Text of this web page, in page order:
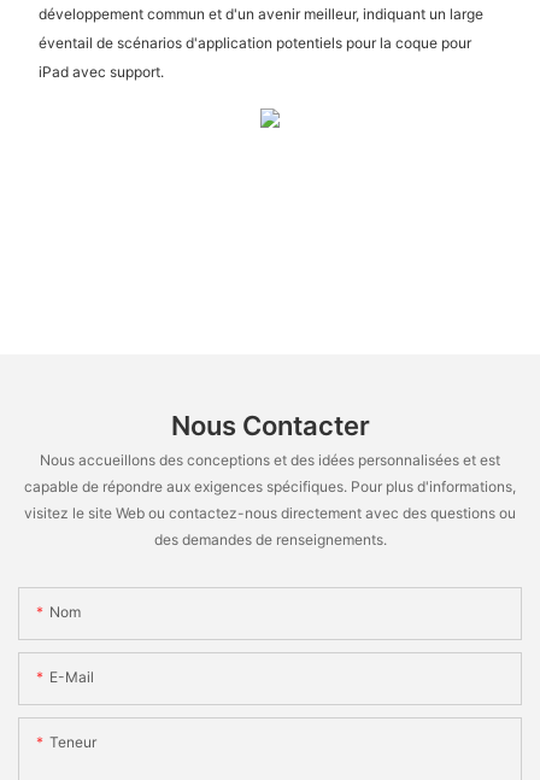
développement commun et d'un avenir meilleur, indiquant un large
éventail de scénarios d'application potentiels pour la coque pour
iPad avec support.
Nous Contacter
Nous accueillons des conceptions et des idées personnalisées et est
capable de répondre aux exigences spécifiques. Pour plus d'informations,
visitez le site Web ou contactez-nous directement avec des questions ou
des demandes de renseignements.
Nom
E-Mail
Teneur